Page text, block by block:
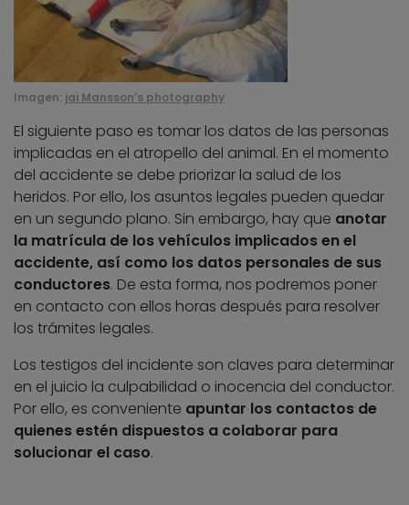
Imagen: jai Mansson’s photography
El siguiente paso es tomar los datos de las personas
implicadas en el atropello del animal. En el momento
del accidente se debe priorizar la salud de los
heridos. Por ello, los asuntos legales pueden quedar
en un segundo plano. Sin embargo, hay que anotar
la matrícula de los vehículos implicados en el
accidente, así como los datos personales de sus
conductores. De esta forma, nos podremos poner
en contacto con ellos horas después para resolver
los trámites legales.
Los testigos del incidente son claves para determinar
en el juicio la culpabilidad o inocencia del conductor.
Por ello, es conveniente apuntar los contactos de
quienes estén dispuestos a colaborar para
solucionar el caso.